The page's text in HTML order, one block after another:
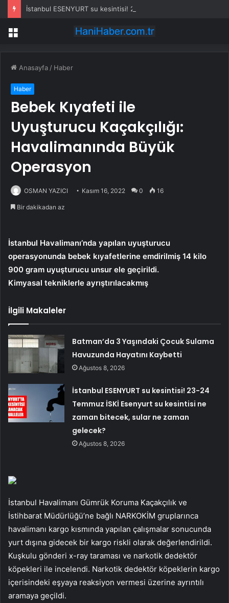
Menü
Anasayfa / Haber
Haber
Bebek Kıyafeti ile
Uyuşturucu Kaçakçılığı:
Havalimanında Büyük
Operasyon
OSMAN YAZICI Kasım 16, 2022 0 16
Bir dakikadan az
İstanbul Havalimanı’nda yapılan uyuşturucu
operasyonunda bebek kıyafetlerine emdirilmiş 14 kilo
900 gram uyuşturucu unsur ele geçirildi.
Kimyasal tekniklerle ayrıştırılacakmış
İlgili Makaleler
Batman’da 3 Yaşındaki Çocuk Sulama
Havuzunda Hayatını Kaybetti
Ağustos 8, 2026
İstanbul ESENYURT su kesintisi! 23-24
Temmuz İSKİ Esenyurt su kesintisi ne
zaman bitecek, sular ne zaman
gelecek?
Ağustos 8, 2026
İstanbul Havalimanı Gümrük Koruma Kaçakçılık ve
İstihbarat Müdürlüğü’ne bağlı NARKOKİM gruplarınca
havalimanı kargo kısmında yapılan çalışmalar sonucunda
yurt dışına gidecek bir kargo riskli olarak değerlendirildi.
Kuşkulu gönderi x-ray taraması ve narkotik dedektör
köpekleri ile incelendi. Narkotik dedektör köpeklerin kargo
içerisindeki eşyaya reaksiyon vermesi üzerine ayrıntılı
aramaya geçildi.